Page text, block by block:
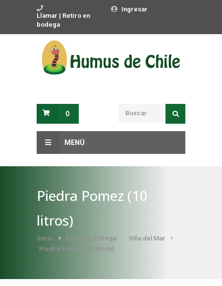
Llamar | Retiro en
bodega
Ingresar
0
MENÚ
Piedra Pomez (10
litros)
Inicio Punto de Entrega
Viña del Mar
Piedra Pomez (10 litros)